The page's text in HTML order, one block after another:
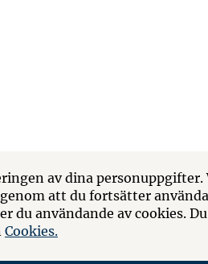
av dina personuppgifter.
att du fortsätter använda
du användande av cookies.
Cookies.